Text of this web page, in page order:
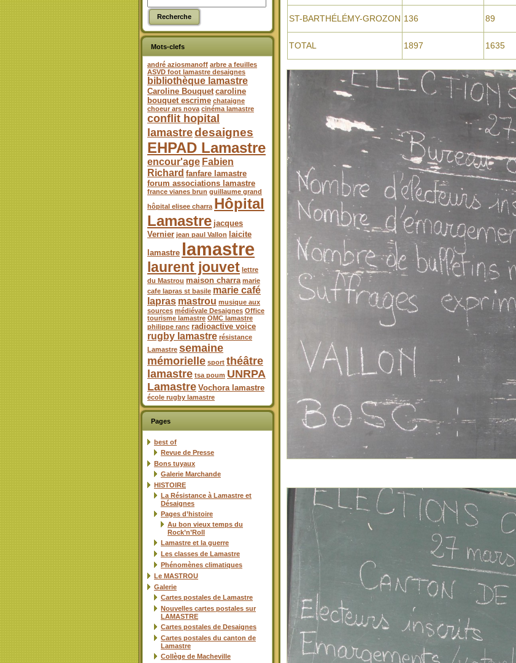
Mots-clefs
andré aziosmanoff arbre a feuilles
ASVD foot lamastre desaignes
bibliothèque lamastre
Caroline Bouquet caroline
bouquet escrime chataigne
choeur ars nova cinéma lamastre
conflit hopital
lamastredesaignes
EHPAD Lamastre
encour'age Fabien
Richard fanfare lamastre
forum associations lamastre
france vianes brun guillaume grand
hôpital elisee charra Hôpital
Lamastre jacques
Vernier jean paul Vallon
laicite
lamastre lamastre
laurent jouvet lettre
du Mastrou maison charra marie
cafe lapras st basile marie café
lapras mastrou musique aux
sources médiévale Desaignes Office
tourisme lamastre OMC lamastre
philippe ranc radioactive voice
rugby lamastre résistance
Lamastre semaine
mémorielle sport théâtre
lamastre tsa poum UNRPA
Lamastre Vochora lamastre
école rugby lamastre
Pages
best of
Revue de Presse
Bons tuyaux
Galerie Marchande
HISTOIRE
La Résistance à Lamastre et
Désaignes
Pages d’histoire
Au bon vieux temps du
Rock’n’Roll
Lamastre et la guerre
Les classes de Lamastre
Phénomènes climatiques
Le MASTROU
Galerie
Cartes postales de Lamastre
Nouvelles cartes postales sur
LAMASTRE
Cartes postales de Desaignes
Cartes postales du canton de
Lamastre
Collège de Macheville
ST-BARTHÉLÉMY-GROZON 136 89
TOTAL 1897 1635